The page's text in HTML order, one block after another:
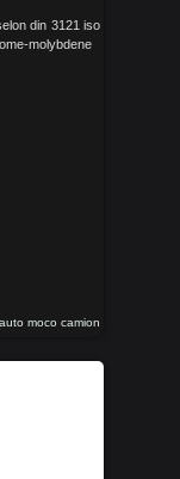
din 3121 iso
molybdene
moco camion